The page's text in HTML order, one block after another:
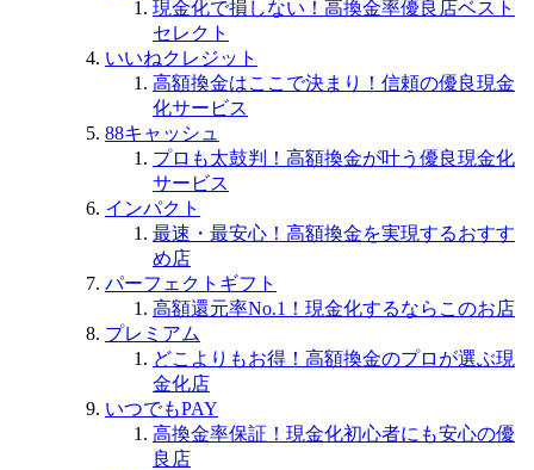
現金化で損しない！高換金率優良店ベスト
セレクト
いいねクレジット
高額換金はここで決まり！信頼の優良現金
化サービス
88キャッシュ
プロも太鼓判！高額換金が叶う優良現金化
サービス
インパクト
最速・最安心！高額換金を実現するおすす
め店
パーフェクトギフト
高額還元率No.1！現金化するならこのお店
プレミアム
どこよりもお得！高額換金のプロが選ぶ現
金化店
いつでもPAY
高換金率保証！現金化初心者にも安心の優
良店